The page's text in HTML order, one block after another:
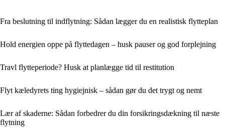
Fra beslutning til indflytning: Sådan lægger du en realistisk flytteplan
Hold energien oppe på flyttedagen – husk pauser og god forplejning
Travl flytteperiode? Husk at planlægge tid til restitution
Flyt kæledyrets ting hygiejnisk – sådan gør du det trygt og nemt
Lær af skaderne: Sådan forbedrer du din forsikringsdækning til næste
flytning